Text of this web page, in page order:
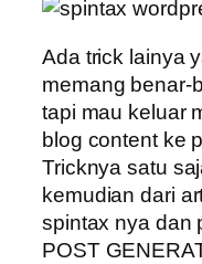
Ada trick lainya
memang benar-
tapi mau keluar
blog content ke
Tricknya satu
kemudian dari
spintax nya dan
POST